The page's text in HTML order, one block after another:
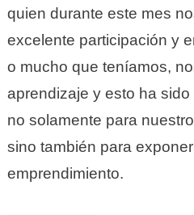
quien durante este mes
excelente participación y
o mucho que teníamos,
aprendizaje y esto ha
no solamente para
sino también para
emprendimiento.